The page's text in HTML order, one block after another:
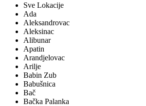
Sve Lokacije
Ada
Aleksandrovac
Aleksinac
Alibunar
Apatin
Arandjelovac
Arilje
Babin Zub
Babušnica
Bač
Bačka Palanka